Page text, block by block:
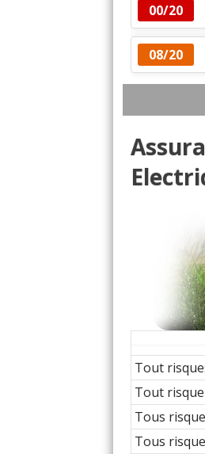
00/20
08/20
Tout
Tout risque
Tous
Tous